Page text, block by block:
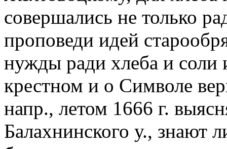
совершались не только
проповеди идей
нужды ради хлеба и соли
крестном и о Символе
напр., летом 1666 г.
Балахнинского у., знают